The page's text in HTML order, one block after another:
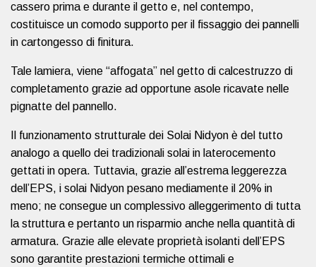
cassero prima e durante il getto e, nel contempo,
costituisce un comodo supporto per il fissaggio dei pannelli
in cartongesso di finitura.
Tale lamiera, viene “affogata” nel getto di calcestruzzo di
completamento grazie ad opportune asole ricavate nelle
pignatte del pannello.
Il funzionamento strutturale dei Solai Nidyon è del tutto
analogo a quello dei tradizionali solai in laterocemento
gettati in opera. Tuttavia, grazie all’estrema leggerezza
dell’EPS, i solai Nidyon pesano mediamente il 20% in
meno; ne consegue un complessivo alleggerimento di tutta
la struttura e pertanto un risparmio anche nella quantità di
armatura. Grazie alle elevate proprietà isolanti dell’EPS
sono garantite prestazioni termiche ottimali e